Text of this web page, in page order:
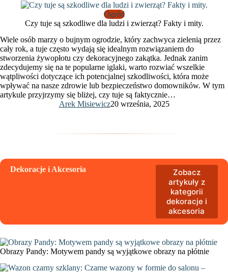
Ogród
Czy tuje są szkodliwe dla ludzi i zwierząt? Fakty i mity.
Wiele osób marzy o bujnym ogrodzie, który zachwyca zielenią przez
cały rok, a tuje często wydają się idealnym rozwiązaniem do
stworzenia żywopłotu czy dekoracyjnego zakątka. Jednak zanim
zdecydujemy się na te popularne iglaki, warto rozwiać wszelkie
wątpliwości dotyczące ich potencjalnej szkodliwości, która może
wpływać na nasze zdrowie lub bezpieczeństwo domowników. W tym
artykule przyjrzymy się bliżej, czy tuje są faktycznie…
Arek Misiewicz20 września, 2025
Dekoracje i Akcesoria
Zobacz
artykuły z
kategorii
dekoracje i
akcesoria
Obrazy Pandy: Motywem pandy są wyjątkowe obrazy na płótnie